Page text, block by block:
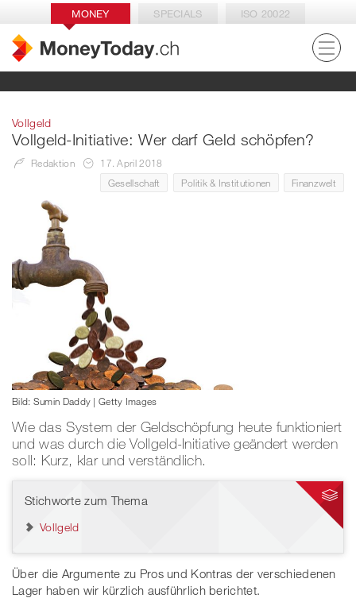
MONEY SPECIALS ISO 20022
Vollgeld
Vollgeld-Initiative: Wer darf Geld schöpfen?
Redaktion
17. April 2018
Gesellschaft
Politik & Institutionen Finanzwelt
Bild: Sumin Daddy | Getty Images
Wie das System der Geldschöpfung heute funktioniert
und was durch die Vollgeld-Initiative geändert werden
soll: Kurz, klar und verständlich.
Stichworte zum Thema
Vollgeld
Über die Argumente zu Pros und Kontras der verschiedenen
Lager haben wir kürzlich ausführlich berichtet.